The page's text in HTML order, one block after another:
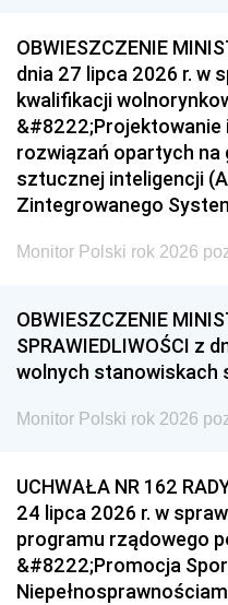
OBWIESZCZENIE
dnia 27 lipca 2026 r. w
kwalifikacji
&#8222;Projektowanie
rozwiązań opartych na
sztucznej inteligencji
Zintegrowanego
Monitor Polski rok 2026
OBWIESZCZENIE
SPRAWIEDLIWOŚCI z
wolnych stanowiskach
Monitor Polski rok 2026
UCHWAŁA NR 162
24 lipca 2026 r. w
programu rządowego
&#8222;Promocja